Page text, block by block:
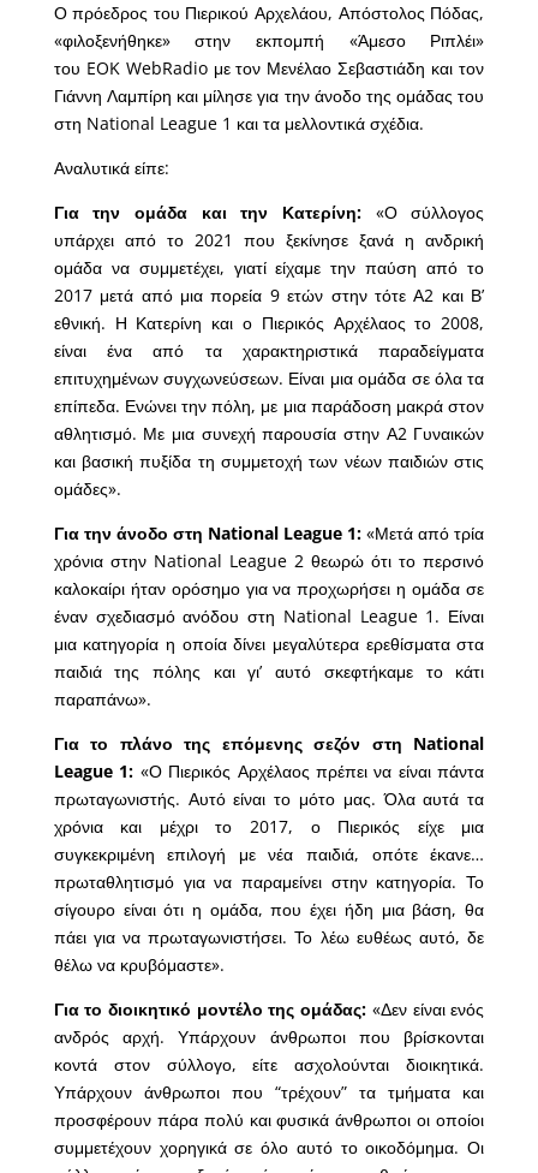
Ο πρόεδρος του Πιερικού Αρχελάου, Απόστολος Πόδας,
«φιλοξενήθηκε» στην εκπομπή «Άμεσο Ριπλέι»
του EOK WebRadio με τον Μενέλαο Σεβαστιάδη και τον
Γιάννη Λαμπίρη και μίλησε για την άνοδο της ομάδας του
στη National League 1 και τα μελλοντικά σχέδια.
Αναλυτικά είπε:
Για την ομάδα και την Κατερίνη:«Ο σύλλογος
υπάρχει από το 2021 που ξεκίνησε ξανά η ανδρική
ομάδα να συμμετέχει, γιατί είχαμε την παύση από το
2017 μετά από μια πορεία 9 ετών στην τότε Α2 και Β’
εθνική. Η Κατερίνη και ο Πιερικός Αρχέλαος το 2008,
είναι ένα από τα χαρακτηριστικά παραδείγματα
επιτυχημένων συγχωνεύσεων. Είναι μια ομάδα σε όλα τα
επίπεδα. Ενώνει την πόλη, με μια παράδοση μακρά στον
αθλητισμό. Με μια συνεχή παρουσία στην Α2 Γυναικών
και βασική πυξίδα τη συμμετοχή των νέων παιδιών στις
ομάδες».
Για την άνοδο στη National League 1: «Μετά από τρία
χρόνια στην National League 2 θεωρώ ότι το περσινό
καλοκαίρι ήταν ορόσημο για να προχωρήσει η ομάδα σε
έναν σχεδιασμό ανόδου στη National League 1. Είναι
μια κατηγορία η οποία δίνει μεγαλύτερα ερεθίσματα στα
παιδιά της πόλης και γι’ αυτό σκεφτήκαμε το κάτι
παραπάνω».
Για το πλάνο της επόμενης σεζόν στη National
League 1: «Ο Πιερικός Αρχέλαος πρέπει να είναι πάντα
πρωταγωνιστής. Αυτό είναι το μότο μας. Όλα αυτά τα
χρόνια και μέχρι το 2017, ο Πιερικός είχε μια
συγκεκριμένη επιλογή με νέα παιδιά, οπότε έκανε…
πρωταθλητισμό για να παραμείνει στην κατηγορία. Το
σίγουρο είναι ότι η ομάδα, που έχει ήδη μια βάση, θα
πάει για να πρωταγωνιστήσει. Το λέω ευθέως αυτό, δε
θέλω να κρυβόμαστε».
Για το διοικητικό μοντέλο της ομάδας: «Δεν είναι ενός
ανδρός αρχή. Υπάρχουν άνθρωποι που βρίσκονται
κοντά στον σύλλογο, είτε ασχολούνται διοικητικά.
Υπάρχουν άνθρωποι που “τρέχουν” τα τμήματα και
προσφέρουν πάρα πολύ και φυσικά άνθρωποι οι οποίοι
συμμετέχουν χορηγικά σε όλο αυτό το οικοδόμημα. Οι